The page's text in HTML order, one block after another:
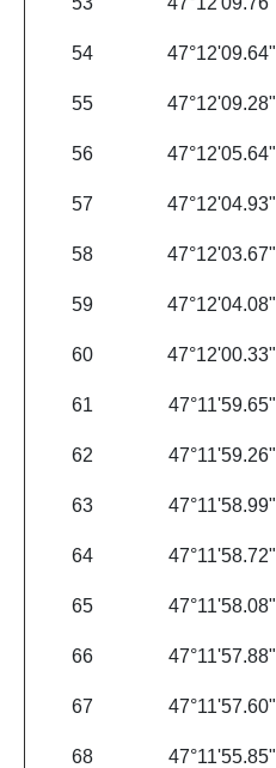
54 47°12'09.64"
55 47°12'09.28"
56 47°12'05.64"
57 47°12'04.93"
58 47°12'03.67"
59 47°12'04.08"
60 47°12'00.33"
61 47°11'59.65"
62 47°11'59.26"
63 47°11'58.99"
64 47°11'58.72"
65 47°11'58.08"
66 47°11'57.88"
67 47°11'57.60"
68 47°11'55.85"